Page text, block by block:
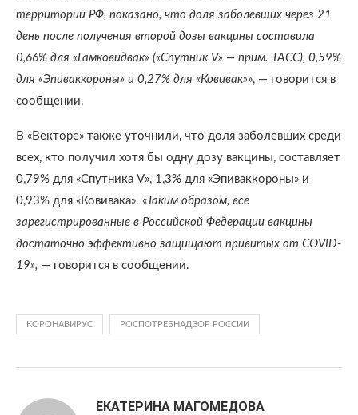
территории РФ, показано, что доля заболевших через 21
день после получения второй дозы вакцины составила
0,66% для «Гамковидвак» («Спутник V» — прим. ТАСС), 0,59%
для «Эпиваккороны» и 0,27% для «Ковивак»», — говорится в
сообщении.
В «Векторе» также уточнили, что доля заболевших среди
всех, кто получил хотя бы одну дозу вакцины, составляет
0,79% для «Спутника V», 1,3% для «Эпиваккороны» и
0,93% для «Ковивака». «Таким образом, все
зарегистрированные в Российской Федерации вакцины
достаточно эффективно защищают привитых от COVID-
19», — говорится в сообщении.
КОРОНАВИРУС РОСПОТРЕБНАДЗОР РОССИИ
ЕКАТЕРИНА МАГОМЕДОВА